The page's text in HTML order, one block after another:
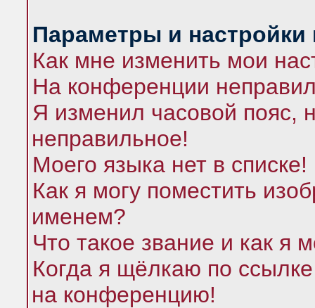
Параметры и настройки
Как мне изменить мои
На конференции
Я изменил часовой пояс,
неправильное!
Моего языка нет в списке!
Как я могу поместить
именем?
Что такое звание и как я
Когда я щёлкаю по
на конференцию!